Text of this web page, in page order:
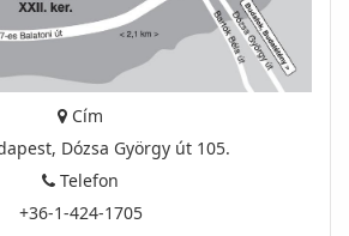
Cím
Dózsa György út 105.
Telefon
+36-1-424-1705